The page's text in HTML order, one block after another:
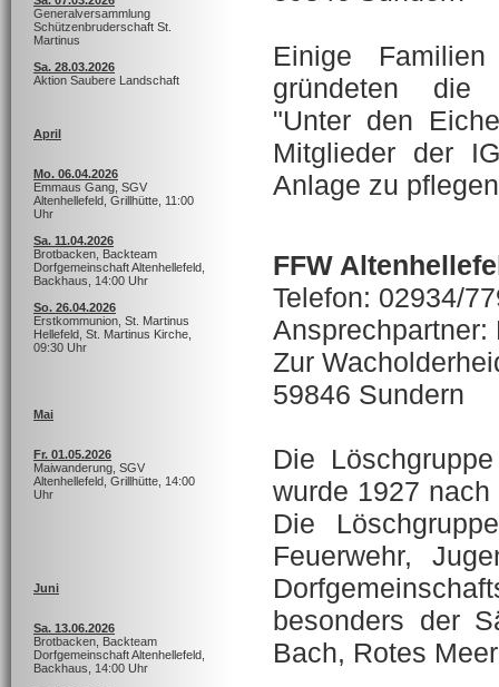
Generalversammlung
Schützenbruderschaft St.
Martinus
Sa. 28.03.2026
Aktion Saubere Landschaft
April
Mo. 06.04.2026
Emmaus Gang, SGV
Altenhellefeld, Grillhütte, 11:00
Uhr
Sa. 11.04.2026
Brotbacken, Backteam
Dorfgemeinschaft Altenhellefeld,
Backhaus, 14:00 Uhr
So. 26.04.2026
Erstkommunion, St. Martinus
Hellefeld, St. Martinus Kirche,
09:30 Uhr
Mai
Fr. 01.05.2026
Maiwanderung, SGV
Altenhellefeld, Grillhütte, 14:00
Uhr
Juni
Sa. 13.06.2026
Brotbacken, Backteam
Dorfgemeinschaft Altenhellefeld,
Backhaus, 14:00 Uhr
Einige
gründeten die
"Unter den
Mitglieder der
Anlage zu
FFW
Telefon: 02934/
Ansprechpartner:
Zur
59846 Sundern
Die
wurde 1927
Die
Feuerwehr,
besonders der
Bach, Rotes